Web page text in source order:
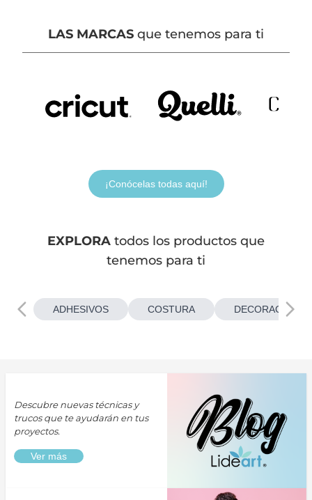
LAS MARCAS que tenemos para ti
¡Conócelas todas aquí!
EXPLORA todos los productos que
tenemos para ti
ADHESIVOS COSTURA
Descubre nuevas técnicas y
trucos que te ayudarán en tus
proyectos.
Ver más